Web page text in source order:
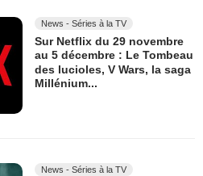
News - Séries à la TV
Sur Netflix du 29 novembre
au 5 décembre : Le Tombeau
des lucioles, V Wars, la saga
Millénium...
News - Séries à la TV